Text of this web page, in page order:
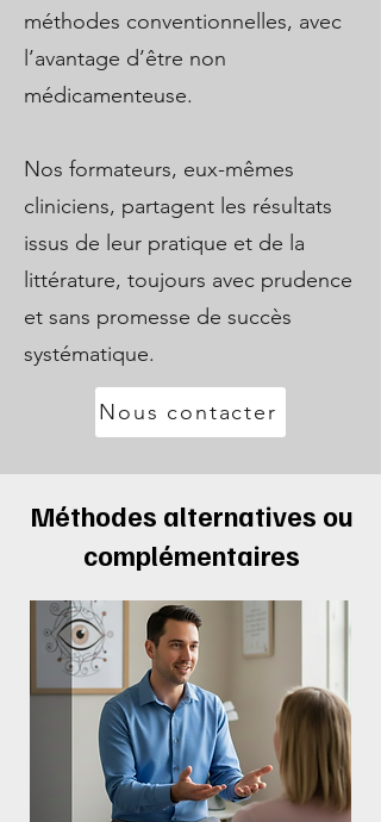
méthodes conventionnelles, avec
l’avantage d’être non
médicamenteuse.
Nos formateurs, eux-mêmes
cliniciens, partagent les résultats
issus de leur pratique et de la
littérature, toujours avec prudence
et sans promesse de succès
systématique.
Nous contacter
Méthodes alternatives ou
complémentaires